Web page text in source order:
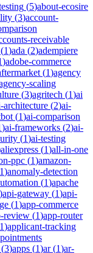
(5)about-ecosire
(3)account-
receivable
(1)ada (2)adempiere
)adobe-commerce
(1)agency
scaling
(3)agritech (1)ai
architecture (2)ai-
(1)ai-comparison
)ai-frameworks (2)ai-
(1)ai-testing
aliexpress (1)all-in-one
ppc (1)amazon-
1)anomaly-detection
(1)apache
)api-gateway (1)api-
(1)app-commerce
review (1)app-router
1)applicant-tracking
(3)apps (1)ar(1)ar-